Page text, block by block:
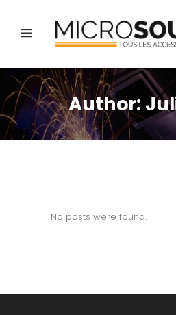
Author:
No posts were found.